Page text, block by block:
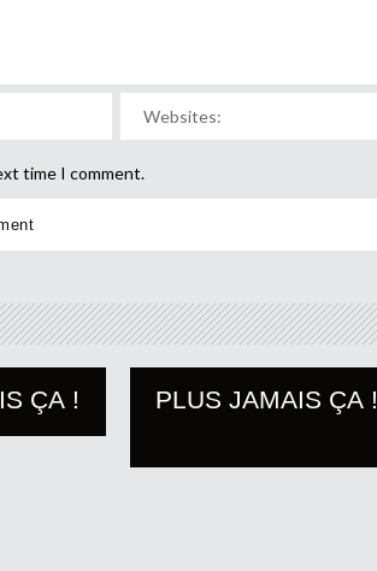
time I comment.
ÇA ! PLUS JAMAIS ÇA !